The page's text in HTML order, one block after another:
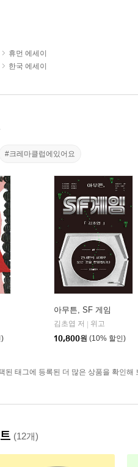
휴먼 에세이
한국 에세이
#크레마클럽에있어요
)
아무튼, SF 게임
김초엽 저
위고
10,800원 (10% 할인)
된 태그에 등록된 더 많은 상품을 확인해
(12개)